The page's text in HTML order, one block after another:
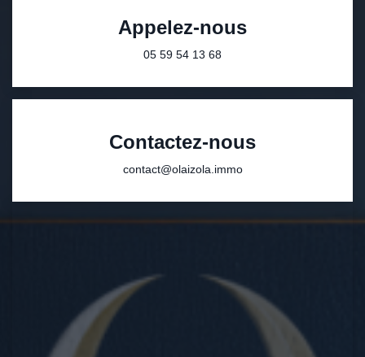
Appelez-nous
05 59 54 13 68
Contactez-nous
contact@olaizola.immo